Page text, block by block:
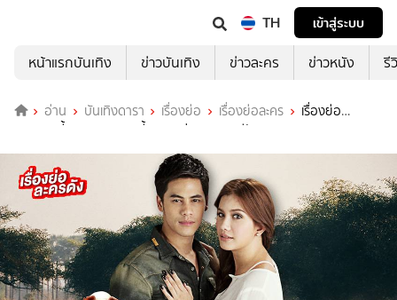
TH
เข้าสู่ระบบ
หน้าแรกบันเทิง
ข่าวบันเทิง ข่าวละคร ข่าวหนัง รี
อ่าน บันเทิงดารา เรื่องย่อ เรื่องย่อละคร
เรื่องย่อ
คุณชายเลี้ยงหมู คุณหนูเลี้ยงแกะ ช่อง 7HD (รีรัน)